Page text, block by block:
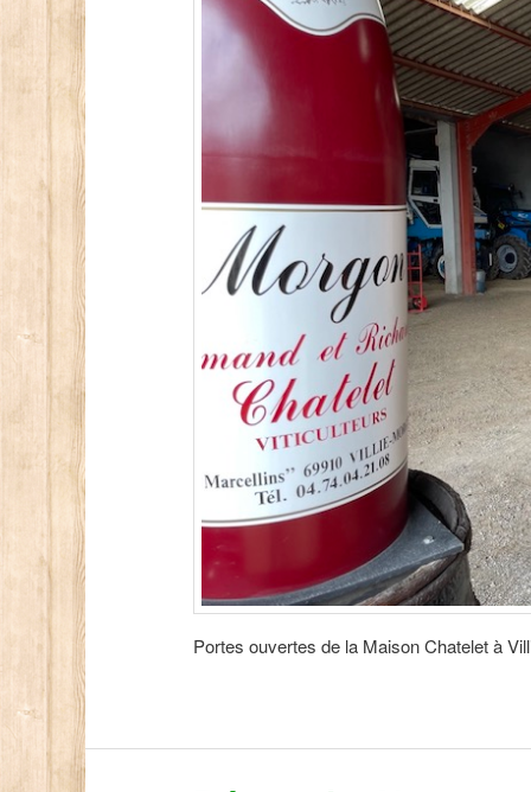
Portes ouvertes de la Maison Chatelet à